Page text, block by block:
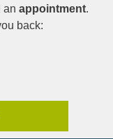
an appointment.
back: